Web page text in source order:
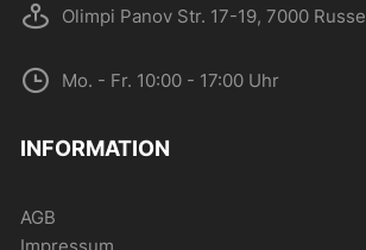
Olimpi Panov Str. 17-19, 7000 Russe
Mo. - Fr. 10:00 - 17:00 Uhr
INFORMATION
AGB